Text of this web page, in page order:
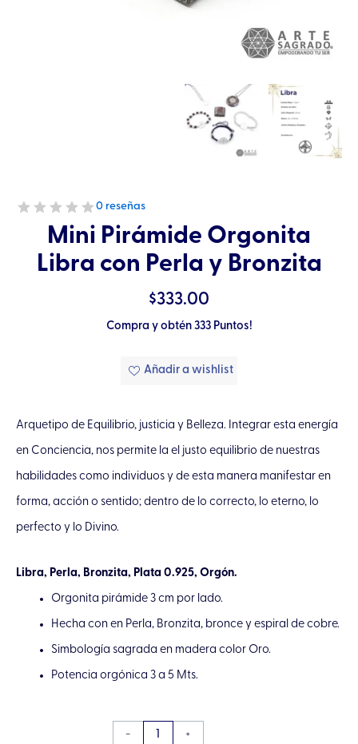
0 reseñas
Mini Pirámide Orgonita
Libra con Perla y Bronzita
$333.00
Compra y obtén 333 Puntos!
Añadir a wishlist
Arquetipo de Equilibrio, justicia y Belleza. Integrar esta energía
en Conciencia, nos permite la el justo equilibrio de nuestras
habilidades como individuos y de esta manera manifestar en
forma, acción o sentido; dentro de lo correcto, lo eterno, lo
perfecto y lo Divino.
Libra, Perla, Bronzita, Plata 0.925, Orgón.
Orgonita pirámide 3 cm por lado.
Hecha con en Perla, Bronzita, bronce y espiral de cobre.
Simbología sagrada en madera color Oro.
Potencia orgónica 3 a 5 Mts.
-
Mini
+